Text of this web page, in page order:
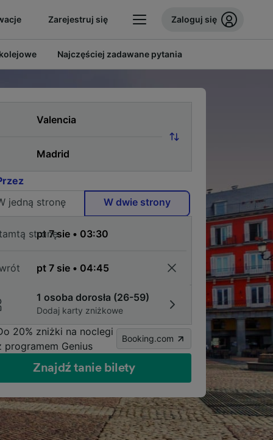
Zarejestruj się Zaloguj się
Najczęściej zadawane pytania
jedną stronę
W dwie strony
stronę
1 osoba dorosła (26-59)
Dodaj karty zniżkowe
20% zniżki na noclegi
programem Genius
Booking.com
Znajdź tanie bilety